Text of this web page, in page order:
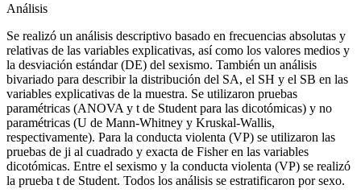
Análisis
Se realizó un análisis descriptivo basado en frecuencias absolutas y
relativas de las variables explicativas, así como los valores medios y
la desviación estándar (DE) del sexismo. También un análisis
bivariado para describir la distribución del SA, el SH y el SB en las
variables explicativas de la muestra. Se utilizaron pruebas
paramétricas (ANOVA y t de Student para las dicotómicas) y no
paramétricas (U de Mann-Whitney y Kruskal-Wallis,
respectivamente). Para la conducta violenta (VP) se utilizaron las
pruebas de ji al cuadrado y exacta de Fisher en las variables
dicotómicas. Entre el sexismo y la conducta violenta (VP) se realizó
la prueba t de Student. Todos los análisis se estratificaron por sexo.